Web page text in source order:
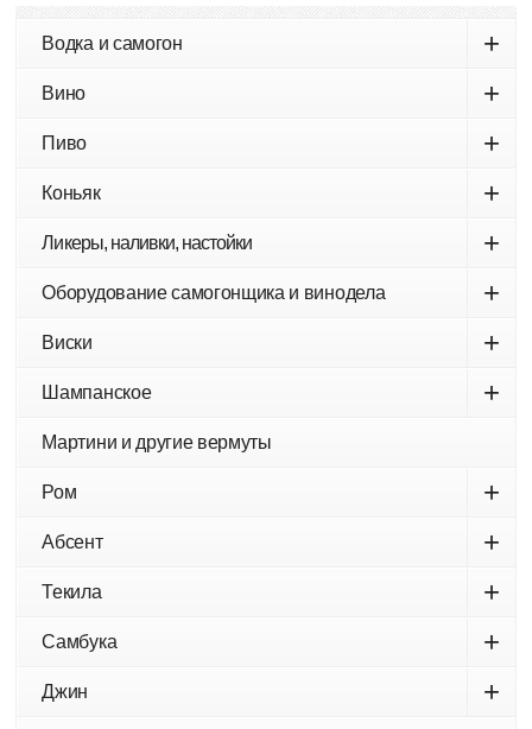
Водка и самогон +
Вино +
Пиво +
Коньяк +
Ликеры, наливки, настойки +
Оборудование самогонщика и винодела +
Виски +
Шампанское +
Мартини и другие вермуты
Ром +
Абсент +
Текила +
Самбука +
Джин +